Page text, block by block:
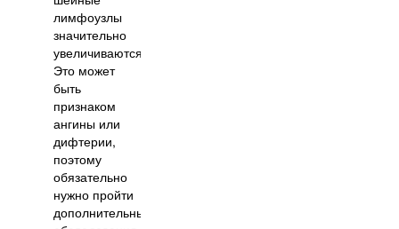
лимфоузлы
значительно
увеличиваются.
Это может
быть
признаком
ангины или
дифтерии,
поэтому
обязательно
нужно пройти
дополнительные